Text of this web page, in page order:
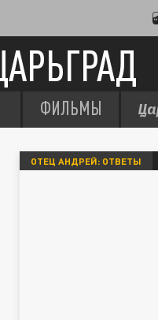
ФИЛЬМЫ
ОТЕЦ АНДРЕЙ: ОТВЕТЫ